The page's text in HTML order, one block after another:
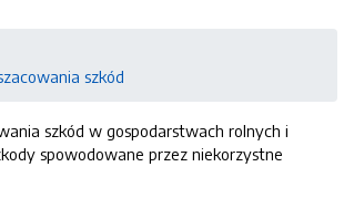
szkód
szkód w gospodarstwach rolnych i
spowodowane przez niekorzystne